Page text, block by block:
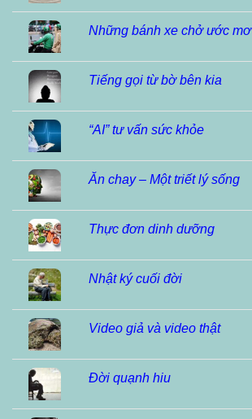
Những bánh xe chở ước mơ
Tiếng gọi từ bờ bên kia
“AI” tư vấn sức khỏe
Ăn chay – Một triết lý sống
Thực đơn dinh dưỡng
Nhật ký cuối đời
Video giả và video thật
Đời quạnh hiu